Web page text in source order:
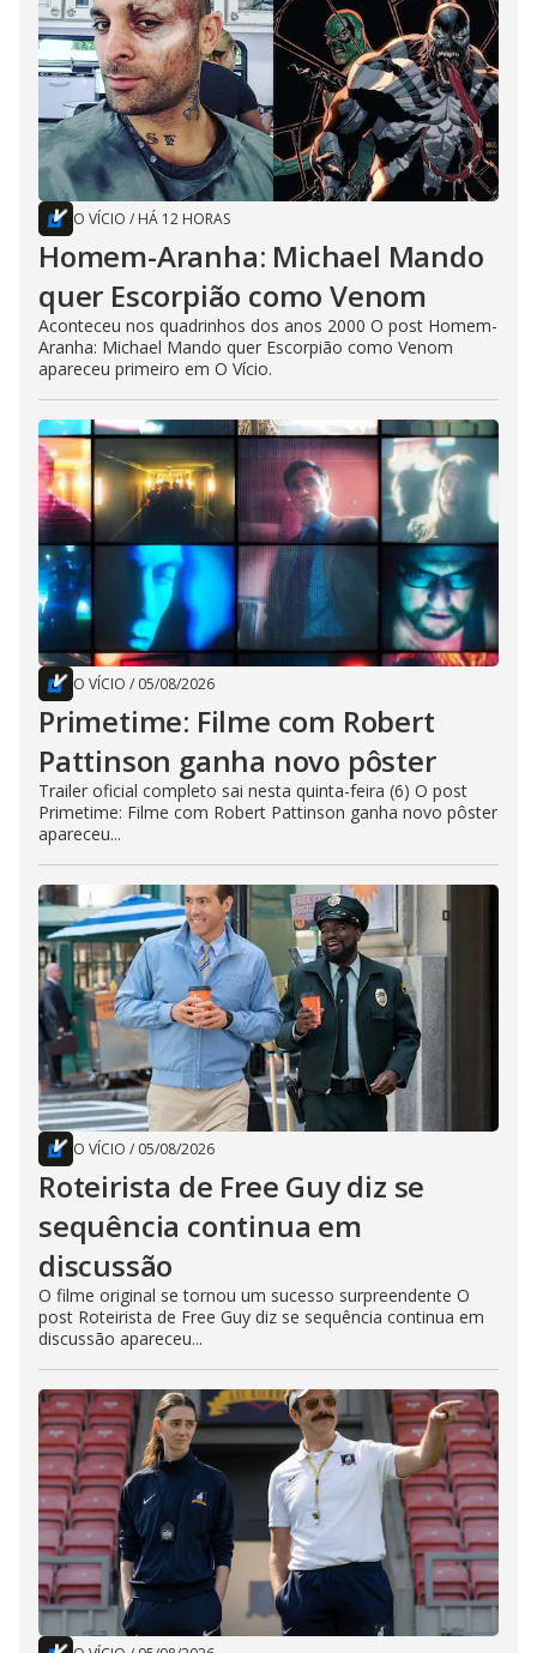
O VÍCIO / HÁ 12 HORAS
Homem-Aranha: Michael Mando
quer Escorpião como Venom
Aconteceu nos quadrinhos dos anos 2000 O post Homem-
Aranha: Michael Mando quer Escorpião como Venom
apareceu primeiro em O Vício.
O VÍCIO / 05/08/2026
Primetime: Filme com Robert
Pattinson ganha novo pôster
Trailer oficial completo sai nesta quinta-feira (6) O post
Primetime: Filme com Robert Pattinson ganha novo pôster
apareceu...
O VÍCIO / 05/08/2026
Roteirista de Free Guy diz se
sequência continua em
discussão
O filme original se tornou um sucesso surpreendente O
post Roteirista de Free Guy diz se sequência continua em
discussão apareceu...